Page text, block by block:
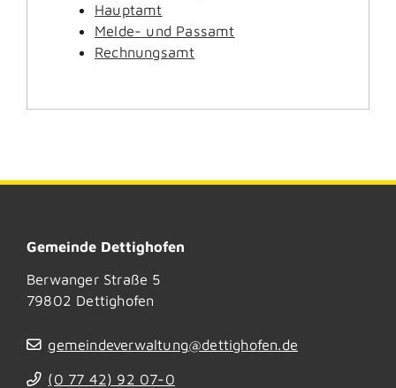
Hauptamt
Melde- und Passamt
Rechnungsamt
Gemeinde Dettighofen
Berwanger Straße 5
79802 Dettighofen
gemeindeverwaltung@dettighofen.de
(0 77 42) 92 07-0